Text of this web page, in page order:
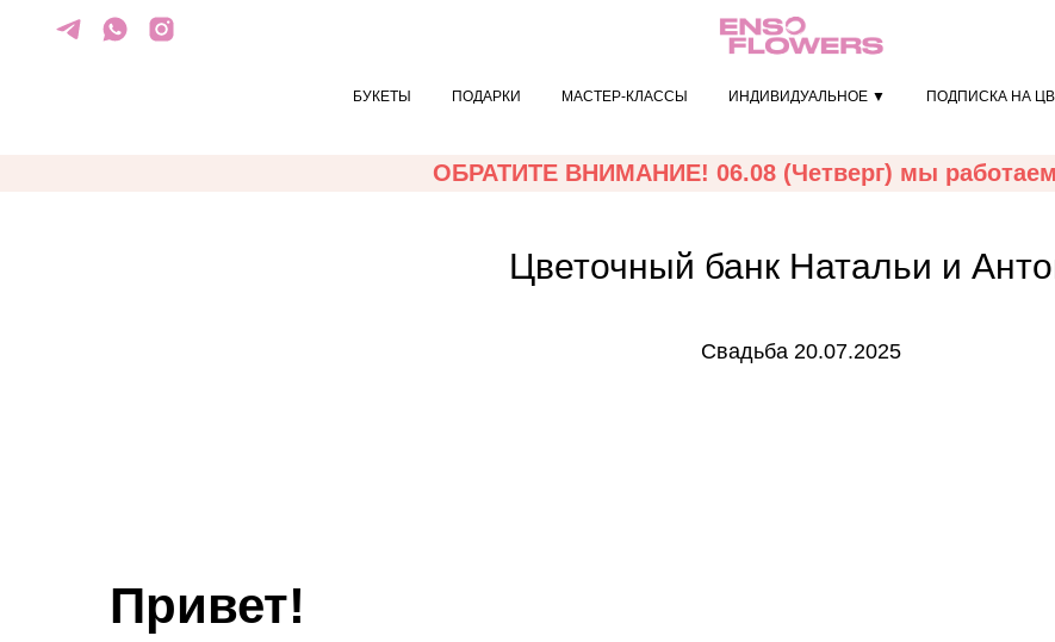
ОБРАТИТЕ ВНИМАНИЕ! 06.08 (Четверг) мы
БУКЕТЫ ПОДАРКИ МАСТЕР-КЛАССЫ ИНДИВИДУАЛЬНОЕ ▼ ПОДПИСКА НА
Цветочный банк Натальи и
Свадьба 20.07.2025
Привет!